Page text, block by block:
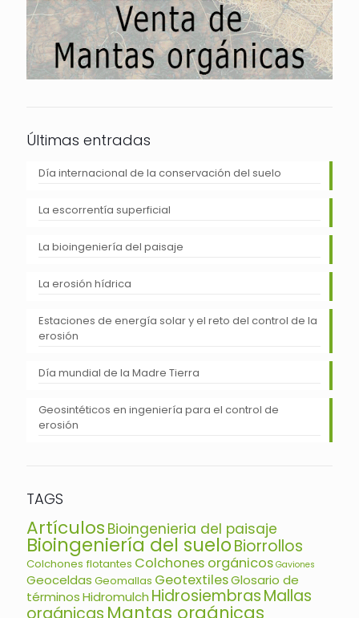
Últimas entradas
Día internacional de la conservación del suelo
La escorrentía superficial
La bioingeniería del paisaje
La erosión hídrica
Estaciones de energía solar y el reto del control de la
erosión
Día mundial de la Madre Tierra
Geosintéticos en ingeniería para el control de
erosión
TAGS
Artículos Bioingenieria del paisaje
Bioingeniería del sueloBiorrollos
Colchones flotantes Colchones orgánicos Gaviones
Geoceldas Geomallas GeotextilesGlosario de
términosHidromulch HidrosiembrasMallas
Mantas orgánicas